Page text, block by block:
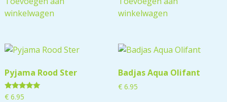
winkelwagen
winkelwagen
Pyjama Rood Ster
Gewaardeerd
€6.95
Badjas Aqua Olifant
€6.95